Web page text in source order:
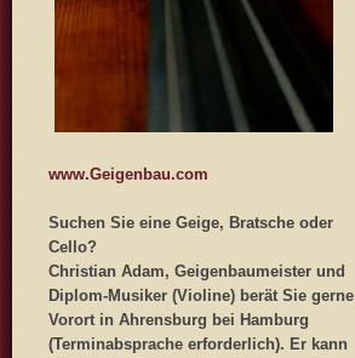
www.Geigenbau.com
Suchen Sie eine Geige, Bratsche oder
Cello?
Christian Adam, Geigenbaumeister und
Diplom-Musiker (Violine) berät Sie gerne
Vorort in Ahrensburg bei Hamburg
(Terminabsprache erforderlich). Er kann